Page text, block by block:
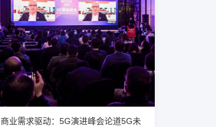
商业需求驱动：5G演进峰会论道5G未